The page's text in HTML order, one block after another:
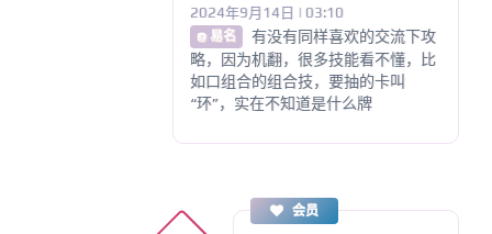
2024年9月14日 | 03:10
@ 易名
有没有同样喜欢的交流下攻
略，因为机翻，很多技能看不懂，比
如口组合的组合技，要抽的卡叫
“环”，实在不知道是什么牌
会员